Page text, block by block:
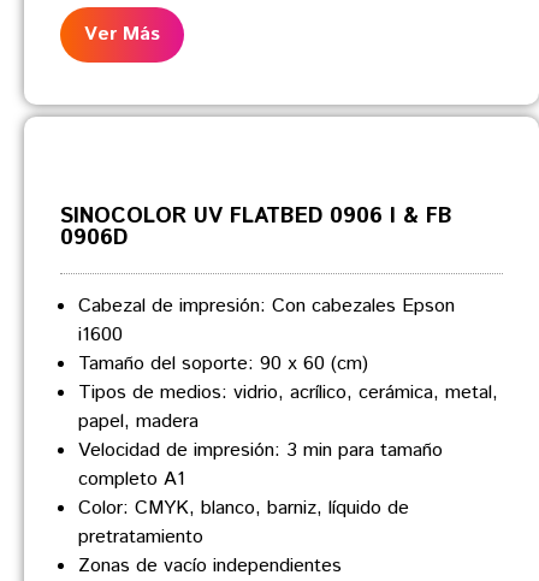
Ver Más
SINOCOLOR UV FLATBED 0906 I & FB
0906D
Cabezal de impresión: Con cabezales Epson
i1600
Tamaño del soporte: 90 x 60 (cm)
Tipos de medios: vidrio, acrílico, cerámica, metal,
papel, madera
Velocidad de impresión: 3 min para tamaño
completo A1
Color: CMYK, blanco, barniz, líquido de
pretratamiento
Zonas de vacío independientes